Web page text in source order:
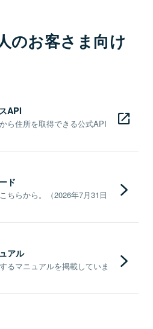
のお客さま向け
API
ら住所を取得できる公式API
ド
ちらから。（2026年7月31日
アル
るマニュアルを掲載していま